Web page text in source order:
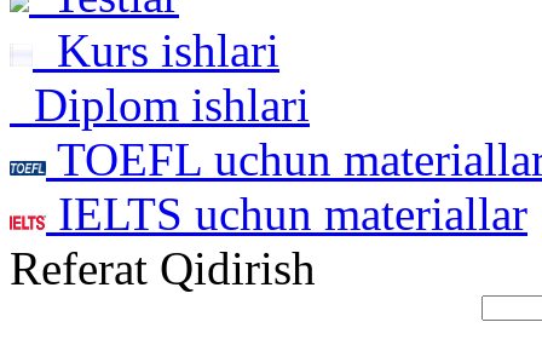
Kurs ishlari
Diplom ishlari
TOEFL uchun
IELTS uchun materiallar
Referat Qidirish